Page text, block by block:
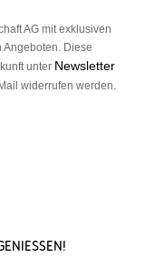
AG mit exklusiven
Diese
unter Newsletter
widerrufen werden.